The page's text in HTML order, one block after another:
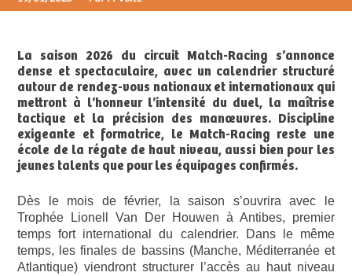
La saison 2026 du circuit Match-Racing s’annonce
dense et spectaculaire, avec un calendrier structuré
autour de rendez-vous nationaux et internationaux qui
mettront à l’honneur l’intensité du duel, la maîtrise
tactique et la précision des manœuvres. Discipline
exigeante et formatrice, le Match-Racing reste une
école de la régate de haut niveau, aussi bien pour les
jeunes talents que pour les équipages confirmés.
Dès le mois de février, la saison s’ouvrira avec le
Trophée Lionell Van Der Houwen à Antibes, premier
temps fort international du calendrier. Dans le même
temps, les finales de bassins (Manche, Méditerranée et
Atlantique) viendront structurer l’accès au haut niveau